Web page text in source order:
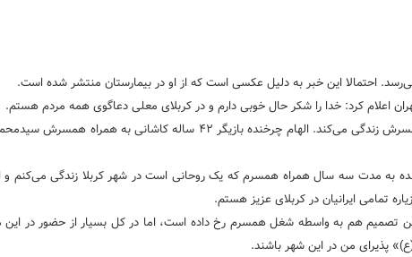
احتمالا این خبر به دلیل عکسی است که از او در بیمارستان منتشر شده است.
اعلام کرد: خدا را شکر حال خوبی دارم و در کربلای معلی دعاگوی همه مردم هستم.
گفتنی است الهام چرخنده (زهرایی) چند سالی است که در کربلا به همراه همسرش زندگی می‌کند. الهام چرخنده بازیگر ۴۲ ساله
به مدت سه سال همراه همسرم که یک روحانی است در شهر کربلا زندگی می‌کنم و
تمامی ایرانیان در کربلای عزیز هستم.
تصمیم هم به واسطه شغل همسرم رخ داده است، اما در کل بسیار از حضور در
پذیرای من در این شهر باشند.